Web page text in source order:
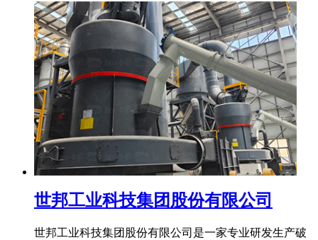
世邦工业科技集团股份有限公司
世邦工业科技集团股份有限公司是一家专业研发生产破